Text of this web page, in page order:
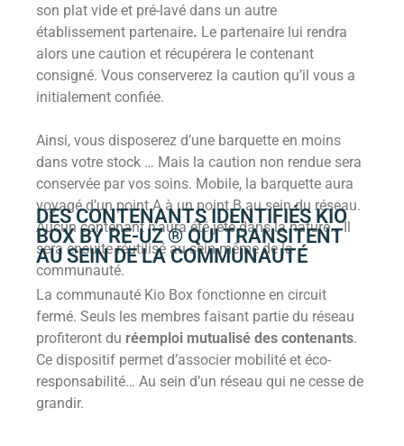
son plat vide et pré-lavé dans un autre
établissement partenaire. Le partenaire lui rendra
alors une caution et récupérera le contenant
consigné. Vous conserverez la caution qu’il vous a
initialement confiée.
Ainsi, vous disposerez d’une barquette en moins
dans votre stock … Mais la caution non rendue sera
conservée par vos soins. Mobile, la barquette aura
voyagé d’un point A à un point B au sein du réseau.
Aucun contenant n’aura été jeté dans la nature… Il
sera ensuite réutilisé au sein même de la
communauté.
DES CONTENANTS IDENTIFIÉS KIO
BOX BY RE-UZ ® QUI TRANSITENT
AU SEIN DE LA COMMUNAUTÉ
La communauté Kio Box fonctionne en circuit
fermé. Seuls les membres faisant partie du réseau
profiteront du réemploi mutualisé des contenants.
Ce dispositif permet d’associer mobilité et éco-
responsabilité… Au sein d’un réseau qui ne cesse de
grandir.